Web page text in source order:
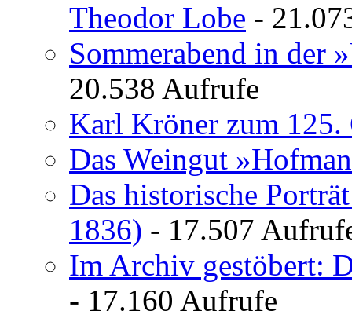
Theodor Lobe -
Sommerabend in der
20.538 Aufrufe
Karl Kröner zum 125.
Das Weingut
Das historische
1836) - 17.507
Im Archiv gestöbert:
- 17.160 Aufrufe